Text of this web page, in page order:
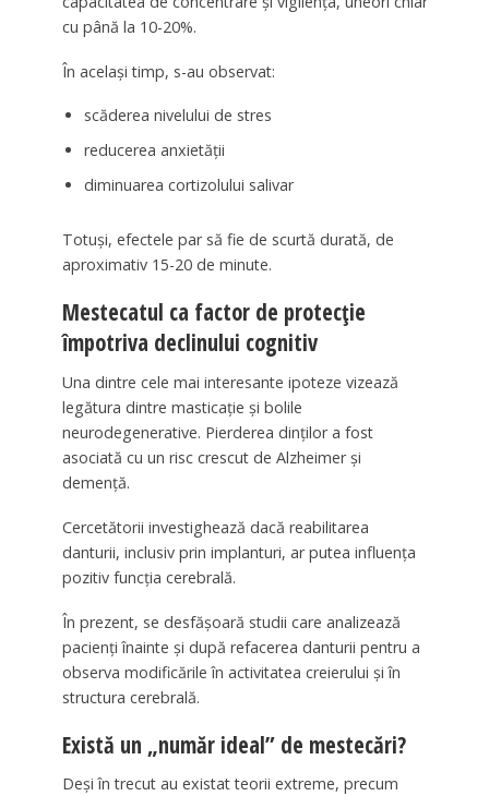
cu până la 10-20%.
În același timp, s-au observat:
scăderea nivelului de stres
reducerea anxietății
diminuarea cortizolului salivar
Totuși, efectele par să fie de scurtă durată, de
aproximativ 15-20 de minute.
Mestecatul ca factor de protecție
împotriva declinului cognitiv
Una dintre cele mai interesante ipoteze vizează
legătura dintre masticație și bolile
neurodegenerative. Pierderea dinților a fost
asociată cu un risc crescut de Alzheimer și
demență.
Cercetătorii investighează dacă reabilitarea
danturii, inclusiv prin implanturi, ar putea influența
pozitiv funcția cerebrală.
În prezent, se desfășoară studii care analizează
pacienți înainte și după refacerea danturii pentru a
observa modificările în activitatea creierului și în
structura cerebrală.
Există un „număr ideal” de mestecări?
Deși în trecut au existat teorii extreme, precum